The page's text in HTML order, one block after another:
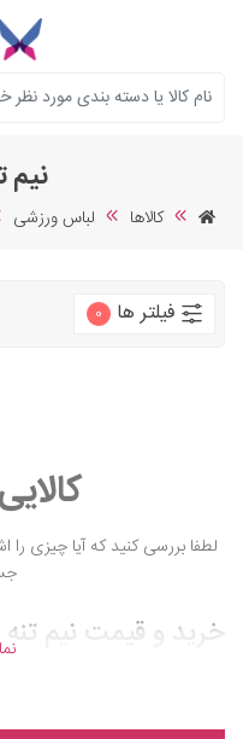
جستجو
نیم
کالاها لباس ورزشی
فیلتر ها 0
لطفا بررسی کنید که آیا چیزی را
خرید و قیمت نیم